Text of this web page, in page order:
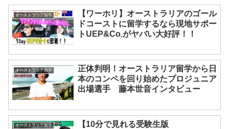
オーストラリア留学
【ワーホリ】オーストラリアのゴール
ドコーストに留学するなら現地サポー
トUEP&Co.がヤバい大好評！！
オーストラリア留学
正体判明！オーストラリア留学から日
本のコンペを回り始めたプロジュニア
出場選手 藤本世音インタビュー
オーストラリア留学
【10分で見れる受験生版